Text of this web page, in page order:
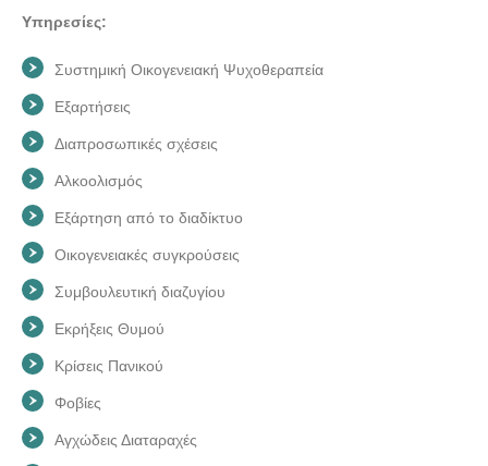
Υπηρεσίες:
Συστημική Οικογενειακή Ψυχοθεραπεία
Εξαρτήσεις
Διαπροσωπικές σχέσεις
Αλκοολισμός
Εξάρτηση από το διαδίκτυο
Οικογενειακές συγκρούσεις
Συμβουλευτική διαζυγίου
Εκρήξεις Θυμού
Κρίσεις Πανικού
Φοβίες
Αγχώδεις Διαταραχές